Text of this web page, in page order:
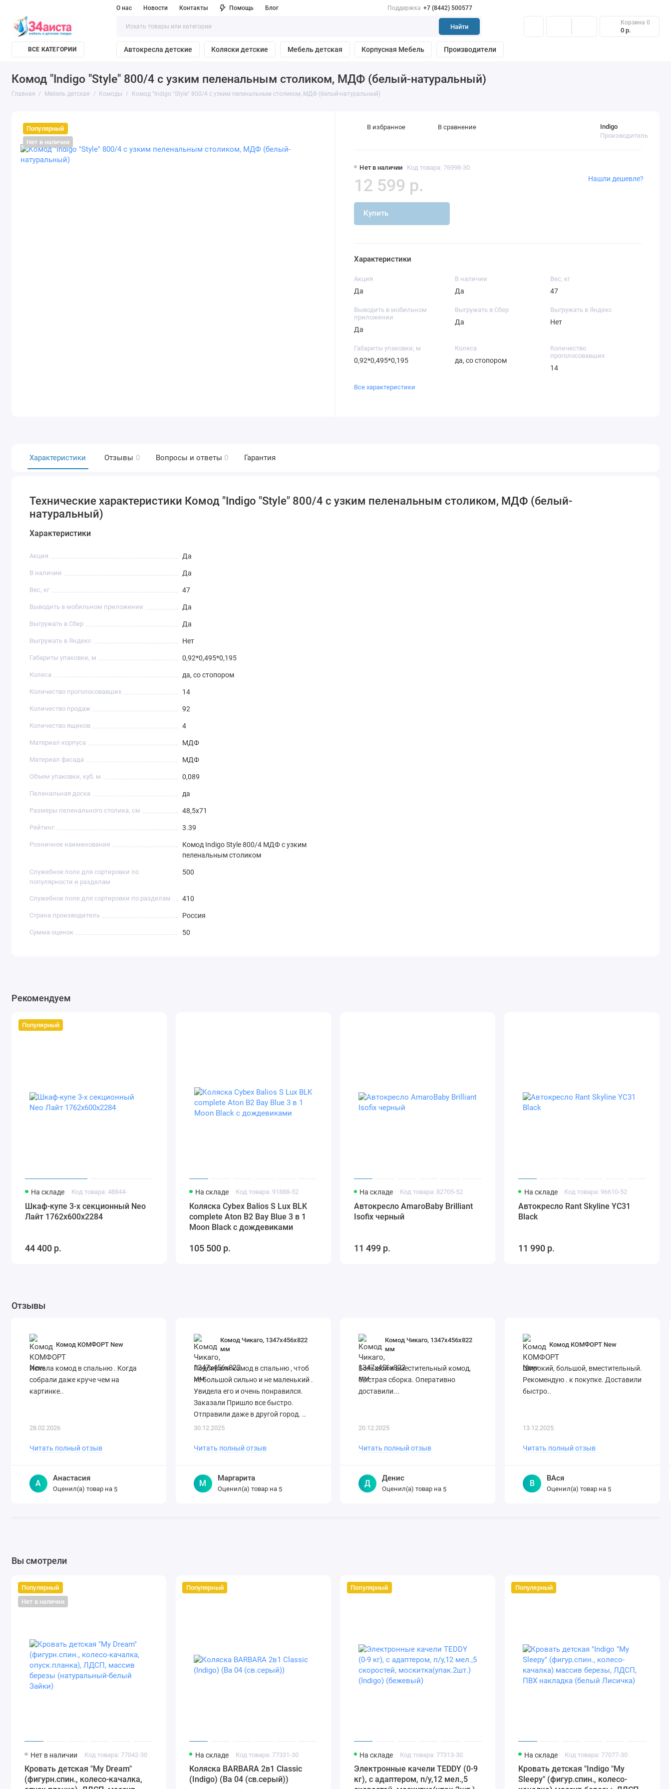
О нас Новости Контакты Помощь Блог Поддержка +7 (8442) 500577
Найти
Корзина 0
0 р.
ВСЕ КАТЕГОРИИ Автокресла детские Коляски детские Мебель детская Корпусная Мебель Производители
Комод "Indigo "Style" 800/4 с узким пеленальным столиком, МДФ (белый-натуральный)
Главная Мебель детская Комоды Комод "Indigo "Style" 800/4 с узким пеленальным столиком, МДФ (белый-натуральный)
Популярный
Нет в наличии
Нет в наличии Код товара: 76998-30
Indigo
Производитель
12 599 р.
Купить
Нашли дешевле?
В избранное В сравнение
Характеристики
Акция
Да
В наличии
Да
Вес, кг
47
Выводить в мобильном
приложении
Да
Выгружать в Сбер
Да
Выгружать в Яндекс
Нет
Габариты упаковки, м
0,92*0,495*0,195
Колеса
да, со стопором
Количество
проголосовавших
14
Все характеристики
Характеристики Отзывы 0 Вопросы и ответы 0 Гарантия
Технические характеристики Комод "Indigo "Style" 800/4 с узким пеленальным столиком, МДФ (белый-
натуральный)
Характеристики
Акция Да
В наличии Да
Вес, кг 47
Выводить в мобильном приложении Да
Выгружать в Сбер Да
Выгружать в Яндекс Нет
Габариты упаковки, м 0,92*0,495*0,195
Колеса да, со стопором
Количество проголосовавших 14
Количество продаж 92
Количество ящиков 4
Материал корпуса МДФ
Материал фасада МДФ
Объем упаковки, куб. м. 0,089
Пеленальная доска да
Размеры пеленального столика, см 48,5х71
Рейтинг 3.39
Розничное наименование
Комод Indigo Style 800/4 МДФ с узким
пеленальным столиком
Служебное поле для сортировки по
популярности и разделам
500
Служебное поле для сортировки по разделам 410
Страна производитель Россия
Сумма оценок 50
Рекомендуем
Популярный
На складе Код товара: 48844-
Шкаф-купе 3-х секционный Neo
Лайт 1762х600х2284
44 400 р.
На складе Код товара: 91888-52
Коляска Cybex Balios S Lux BLK
complete Aton B2 Bay Blue 3 в 1
Moon Black с дождевиками
105 500 р.
На складе Код товара: 82705-52
Автокресло AmaroBaby Brilliant
Isofix черный
11 499 р.
На складе Код товара: 96610-52
Автокресло Rant Skyline YC31
Black
11 990 р.
Отзывы
Комод КОМФОРТ New
Искала комод в спальню . Когда
собрали даже круче чем на
картинке..
28.02.2026
Читать полный отзыв
А
Анастасия
Оценил(а) товар на 5
Комод Чикаго, 1347х456х822
мм
Подбирали комод в спальню , чтоб
не большой сильно и не маленький .
Увидела его и очень понравился.
Заказали Пришло все быстро.
Отправили даже в другой город. ..
30.12.2025
Читать полный отзыв
М
Маргарита
Оценил(а) товар на 5
Комод Чикаго, 1347х456х822
мм
Большой и вместительный комод,
быстрая сборка. Оперативно
доставили...
20.12.2025
Читать полный отзыв
Д
Денис
Оценил(а) товар на 5
Комод КОМФОРТ New
Широкий, большой, вместительный.
Рекомендую . к покупке. Доставили
быстро..
13.12.2025
Читать полный отзыв
В
ВАся
Оценил(а) товар на 5
Вы смотрели
Популярный
Нет в наличии
Нет в наличии Код товара: 77042-30
Кровать детская "My Dream"
(фигурн.спин., колесо-качалка,
Популярный
На складе Код товара: 77331-30
Коляска BARBARA 2в1 Classic
(Indigo) (Ba 04 (св.серый))
Популярный
На складе Код товара: 77313-30
Электронные качели TEDDY (0-9
кг), с адаптером, п/у,12 мел.,5
Популярный
На складе Код товара: 77077-30
Кровать детская "Indigo "My
Sleepy" (фигур.спин., колесо-